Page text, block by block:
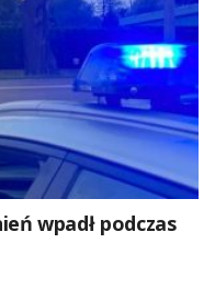
wpadł podczas